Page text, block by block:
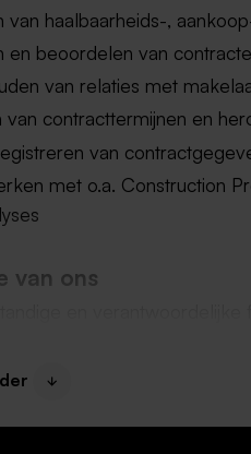
van haalbaarheids-,
en beoordelen van
van relaties met
van contracttermijnen en
van
met o.a. Construction
van ons
€3.951 en €5.643 bruto